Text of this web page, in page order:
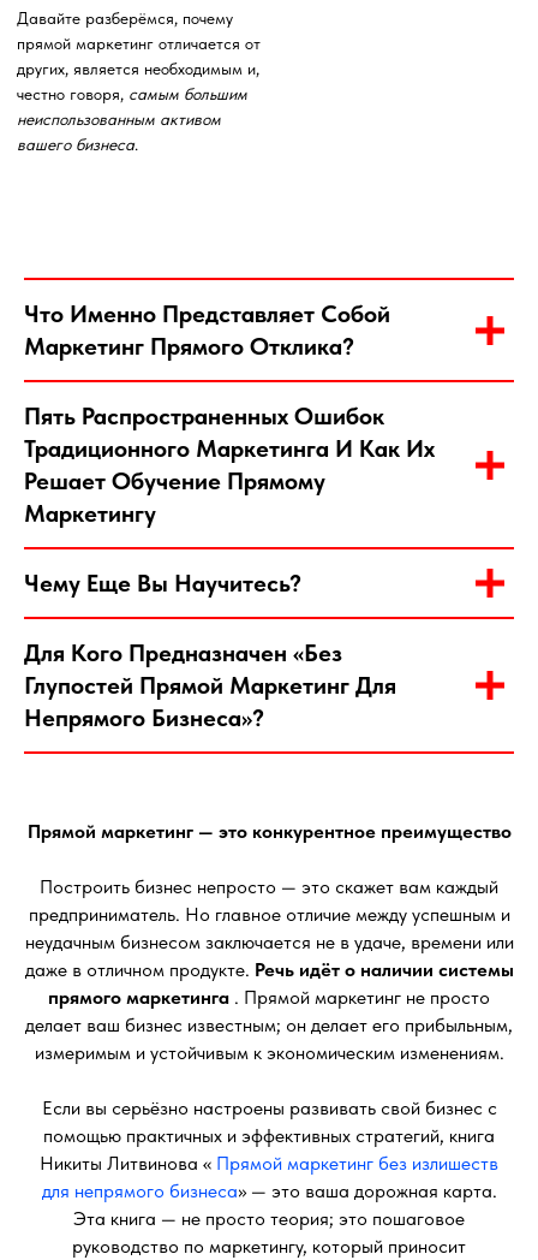
Что Именно Представляет Собой
Маркетинг Прямого Отклика?
Пять Распространенных Ошибок
Традиционного Маркетинга И Как Их
Решает Обучение Прямому
Маркетингу
Чему Еще Вы Научитесь?
Для Кого Предназначен «Без
Глупостей Прямой Маркетинг Для
Непрямого Бизнеса»?
Прямой маркетинг — это конкурентное преимущество
Построить бизнес непросто — это скажет вам каждый
предприниматель. Но главное отличие между успешным и
неудачным бизнесом заключается не в удаче, времени или
даже в отличном продукте. Речь идёт о наличии системы
прямого маркетинга . Прямой маркетинг не просто
делает ваш бизнес известным; он делает его прибыльным,
измеримым и устойчивым к экономическим изменениям.
Если вы серьёзно настроены развивать свой бизнес с
помощью практичных и эффективных стратегий, книга
Никиты Литвинова « Прямой маркетинг без излишеств
для непрямого бизнеса» — это ваша дорожная карта.
Эта книга — не просто теория; это пошаговое
руководство по маркетингу, который приносит